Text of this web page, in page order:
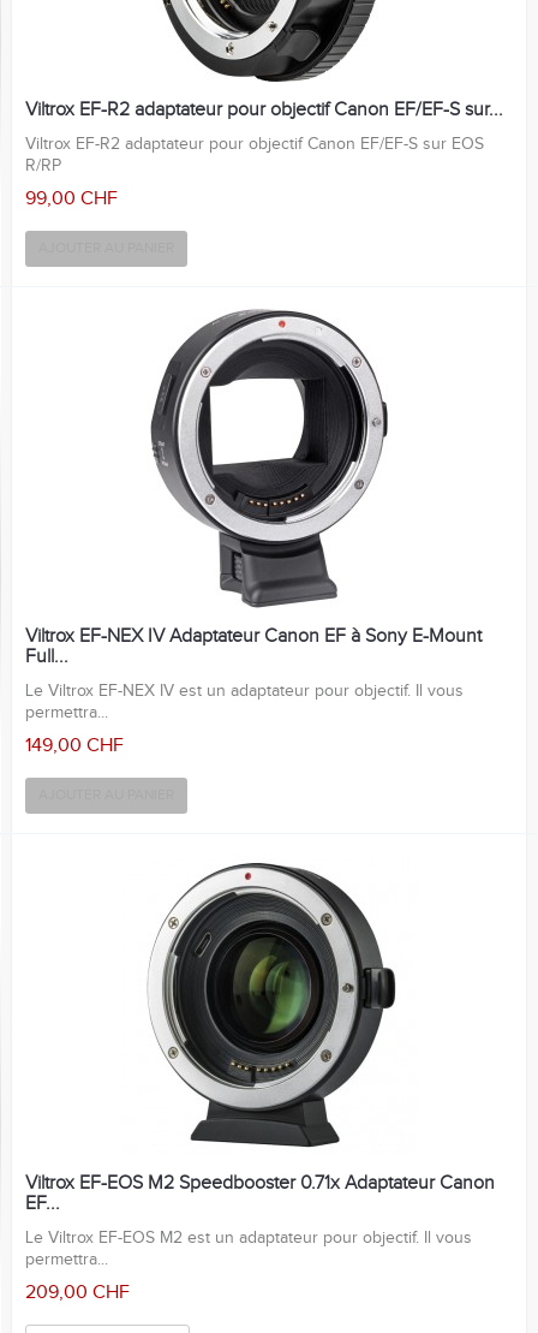
Viltrox EF-R2 adaptateur pour objectif Canon EF/EF-S sur...
Viltrox EF-R2 adaptateur pour objectif Canon EF/EF-S sur EOS
R/RP
99,00 CHF
Viltrox EF-NEX IV Adaptateur Canon EF à Sony E-Mount
Full...
Le Viltrox EF-NEX IV est un adaptateur pour objectif. Il vous
permettra...
149,00 CHF
Viltrox EF-EOS M2 Speedbooster 0.71x Adaptateur Canon
EF...
Le Viltrox EF-EOS M2 est un adaptateur pour objectif. Il vous
permettra...
209,00 CHF